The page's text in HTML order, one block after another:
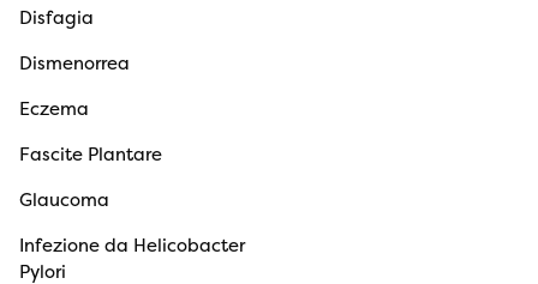
Disfagia
Dismenorrea
Eczema
Fascite Plantare
Glaucoma
Infezione da Helicobacter
Pylori